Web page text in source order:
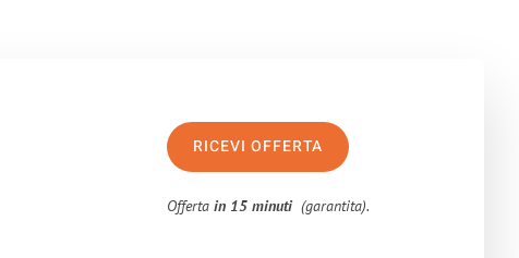
RICEVI OFFERTA
Offertain 15 minuti (garantita).